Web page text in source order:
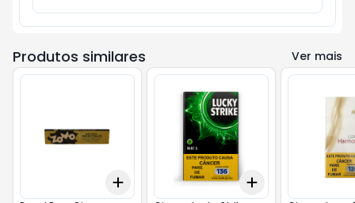
Produtos similares Ver mais
+10
Add 10
Add